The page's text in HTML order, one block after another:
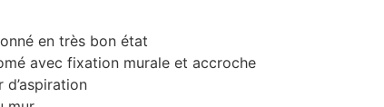
en très bon état
avec fixation murale et accroche